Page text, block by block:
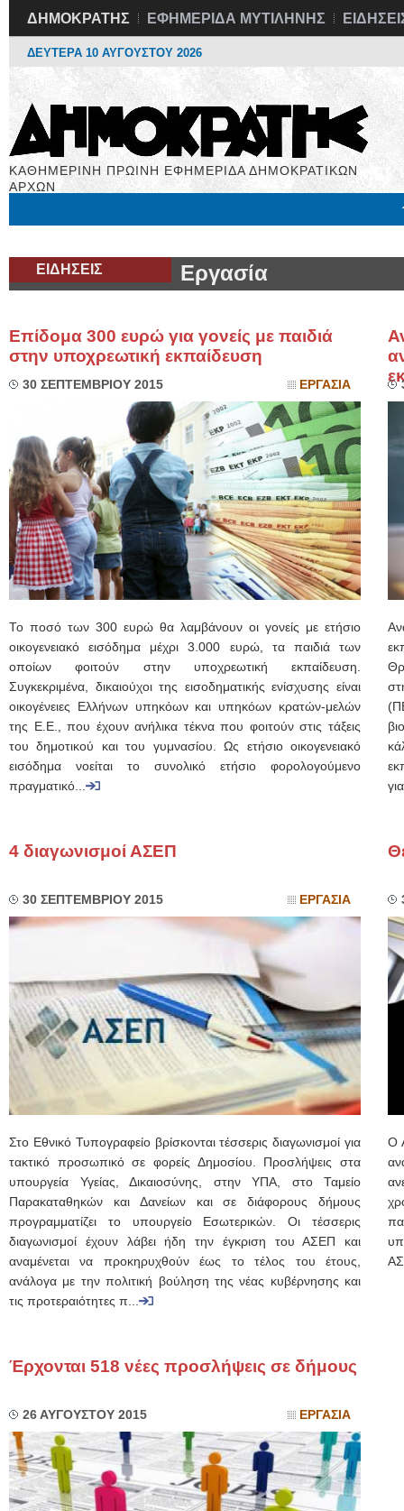
ΔΗΜΟΚΡΑΤΗΣ ΕΦΗΜΕΡΙΔΑ ΜΥΤΙΛΗΝΗΣ
ΔΕΥΤΕΡΑ 10 ΑΥΓΟΥΣΤΟΥ 2026
ΚΑΘΗΜΕΡΙΝΗ ΠΡΩΙΝΗ ΕΦΗΜΕΡΙΔΑ ΔΗΜΟΚΡΑΤΙΚΩΝ
ΑΡΧΩΝ
ΕΙΔΗΣΕΙΣ Εργασία
Επίδομα 300 ευρώ για γονείς με παιδιά
στην υποχρεωτική εκπαίδευση
30 ΣΕΠΤΕΜΒΡΙΟΥ 2015 ΕΡΓΑΣΙΑ
Το ποσό των 300 ευρώ θα λαμβάνουν οι γονείς με ετήσιο
οικογενειακό εισόδημα μέχρι 3.000 ευρώ, τα παιδιά των
οποίων φοιτούν στην υποχρεωτική εκπαίδευση.
Συγκεκριμένα, δικαιούχοι της εισοδηματικής ενίσχυσης είναι
οικογένειες Ελλήνων υπηκόων και υπηκόων κρατών-μελών
της Ε.Ε., που έχουν ανήλικα τέκνα που φοιτούν στις τάξεις
του δημοτικού και του γυμνασίου. Ως ετήσιο οικογενειακό
εισόδημα νοείται το συνολικό ετήσιο φορολογούμενο
πραγματικό...
4 διαγωνισμοί ΑΣΕΠ
30 ΣΕΠΤΕΜΒΡΙΟΥ 2015 ΕΡΓΑΣΙΑ
Στο Εθνικό Τυπογραφείο βρίσκονται τέσσερις διαγωνισμοί για
τακτικό προσωπικό σε φορείς Δημοσίου. Προσλήψεις στα
υπουργεία Υγείας, Δικαιοσύνης, στην ΥΠΑ, στο Ταμείο
Παρακαταθηκών και Δανείων και σε διάφορους δήμους
προγραμματίζει το υπουργείο Εσωτερικών. Οι τέσσερις
διαγωνισμοί έχουν λάβει ήδη την έγκριση του ΑΣΕΠ και
αναμένεται να προκηρυχθούν έως το τέλος του έτους,
ανάλογα με την πολιτική βούληση της νέας κυβέρνησης και
τις προτεραιότητες π...
Ο
Έρχονται 518 νέες προσλήψεις σε δήμους
26 ΑΥΓΟΥΣΤΟΥ 2015 ΕΡΓΑΣΙΑ